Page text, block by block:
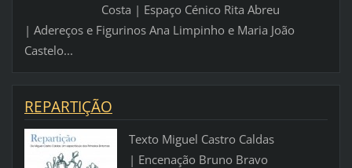
Costa | Espaço Cénico Rita Abreu
| Adereços e Figurinos Ana Limpinho e Maria João
Castelo...
REPARTIÇÃO
Texto Miguel Castro Caldas
| Encenação Bruno Bravo